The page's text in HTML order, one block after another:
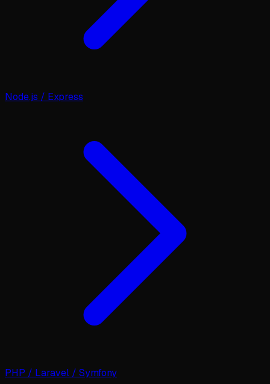
Node.js / Express
PHP / Laravel / Symfony